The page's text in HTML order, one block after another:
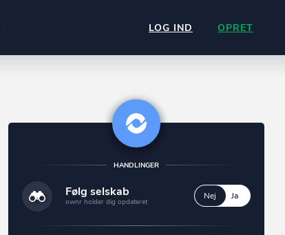
LOG IND OPRET
HANDLINGER
Følg selskab
ownr holder dig opdateret
Nej Ja